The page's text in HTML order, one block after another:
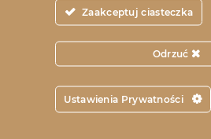
Zaakceptuj ciasteczka
Odrzuć
Ustawienia Prywatności